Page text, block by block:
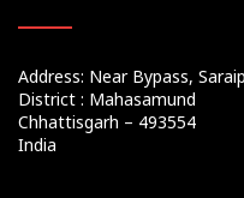
Address: Near Bypass,
District : Mahasamund
Chhattisgarh – 493554
India